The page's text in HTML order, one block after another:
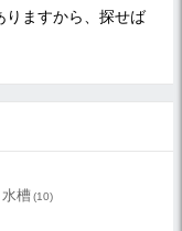
りますから、探せば
水槽(10)